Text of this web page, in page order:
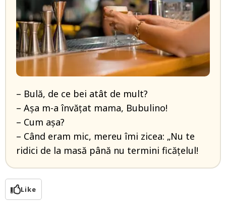
– Bulă, de ce bei atât de mult?
– Așa m-a învățat mama, Bubulino!
– Cum așa?
– Când eram mic, mereu îmi zicea: „Nu te
ridici de la masă până nu termini ficățelul!
Like